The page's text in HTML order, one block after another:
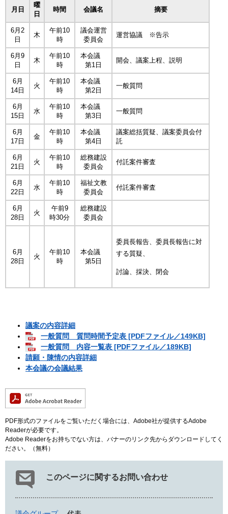
月日
曜
日
時間 会議名 摘要
6月2
日
木
午前10
時
議会運営
委員会
運営協議 ※告示
6月9
日
木
午前10
時
本会議
第1日
開会、議案上程、説明
6月
14日
火
午前10
時
本会議
第2日
一般質問
6月
15日
水
午前10
時
本会議
第3日
一般質問
6月
17日
金
午前10
時
本会議
第4日
議案総括質疑、議案委員会付
託
6月
21日
火
午前10
時
総務建設
委員会
付託案件審査
6月
22日
水
午前10
時
福祉文教
委員会
付託案件審査
6月
28日
火
午前9
時30分
総務建設
委員会
6月
28日
火
午前10
時
本会議
第5日
委員長報告、委員長報告に対
する質疑、
討論、採決、閉会
議案の内容詳細
一般質問 質問時間予定表 [PDFファイル／149KB]
一般質問 内容一覧表 [PDFファイル／189KB]
請願・陳情の内容詳細
本会議の会議結果
PDF形式のファイルをご覧いただく場合には、Adobe社が提供するAdobe
Readerが必要です。
Adobe Readerをお持ちでない方は、バナーのリンク先からダウンロードしてく
ださい。（無料）
このページに関するお問い合わせ